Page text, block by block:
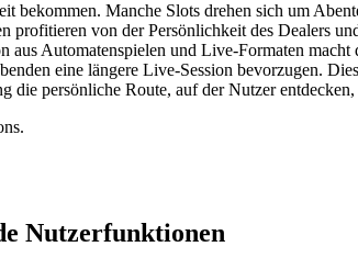
Manche Slots drehen sich um
von der Persönlichkeit des Dealers
Automatenspielen und Live-Formaten
eine längere Live-Session bevorzugen.
die persönliche Route, auf der Nutzer
Nutzerfunktionen